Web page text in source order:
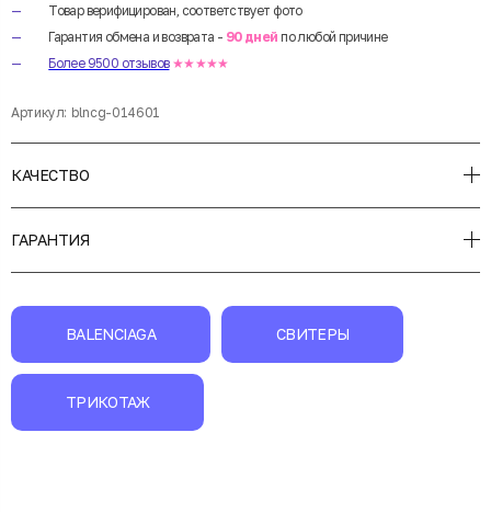
Товар верифицирован, соответствует фото
Гарантия обмена и возврата - 90 дней по любой причине
Более 9500 отзывов ★★★★★
Артикул: blncg-014601
КАЧЕСТВО
ГАРАНТИЯ
BALENCIAGA СВИТЕРЫ
ТРИКОТАЖ